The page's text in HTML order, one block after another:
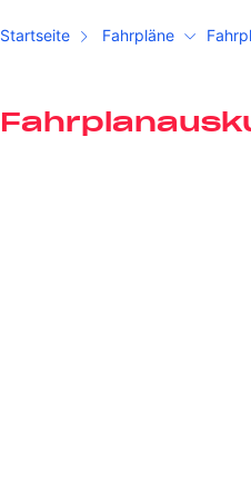
Startseite Fahrpläne